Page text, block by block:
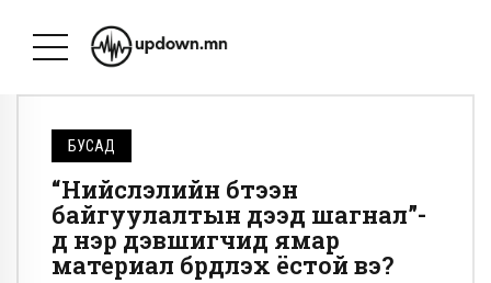
БУСАД
“Нийслэлийн бүтээн
байгуулалтын дээд шагнал”-
д нэр дэвшигчид ямар
материал бүрдүүлэх ёстой вэ?